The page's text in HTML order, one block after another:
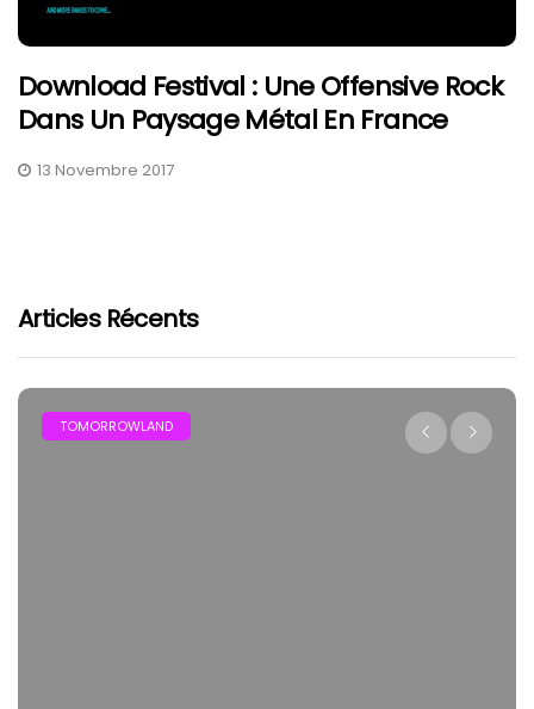
Download Festival : Une Offensive Rock
Dans Un Paysage Métal En France
13 Novembre 2017
Articles Récents
TOMORROWLAND